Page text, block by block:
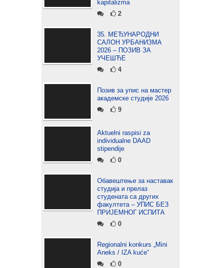
kapitalizma
2
35. МЕЂУНАРОДНИ
САЛОН УРБАНИЗМА
2026 – ПОЗИВ ЗА
УЧЕШЋЕ
4
Позив за упис на мастер
академске студије 2026
9
Aktuelni raspisi za
individualne DAAD
stipendije
0
Обавештење за наставак
студија и прелаз
студената са других
факултета – УПИС БЕЗ
ПРИЈЕМНОГ ИСПИТА
0
Regionalni konkurs „Mini
Aneks / IZA kuće“
0